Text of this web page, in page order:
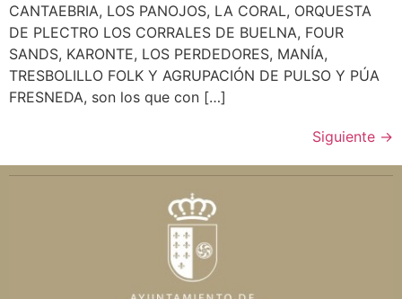
CANTAEBRIA, LOS PANOJOS, LA CORAL, ORQUESTA
DE PLECTRO LOS CORRALES DE BUELNA, FOUR
SANDS, KARONTE, LOS PERDEDORES, MANÍA,
TRESBOLILLO FOLK Y AGRUPACIÓN DE PULSO Y PÚA
FRESNEDA, son los que con […]
Siguiente →